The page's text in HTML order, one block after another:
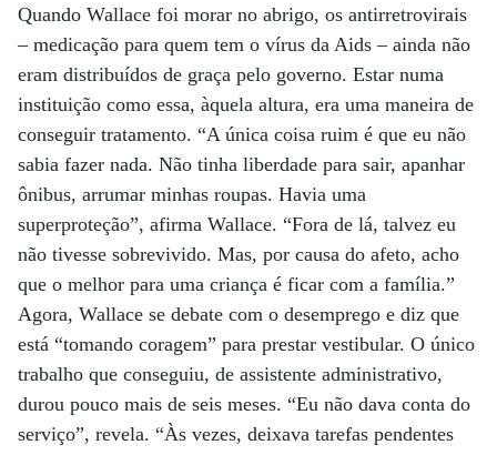
Quando Wallace foi morar no abrigo, os antirretrovirais
– medicação para quem tem o vírus da Aids – ainda não
eram distribuídos de graça pelo governo. Estar numa
instituição como essa, àquela altura, era uma maneira de
conseguir tratamento. “A única coisa ruim é que eu não
sabia fazer nada. Não tinha liberdade para sair, apanhar
ônibus, arrumar minhas roupas. Havia uma
superproteção”, afirma Wallace. “Fora de lá, talvez eu
não tivesse sobrevivido. Mas, por causa do afeto, acho
que o melhor para uma criança é ficar com a família.”
Agora, Wallace se debate com o desemprego e diz que
está “tomando coragem” para prestar vestibular. O único
trabalho que conseguiu, de assistente administrativo,
durou pouco mais de seis meses. “Eu não dava conta do
serviço”, revela. “Às vezes, deixava tarefas pendentes